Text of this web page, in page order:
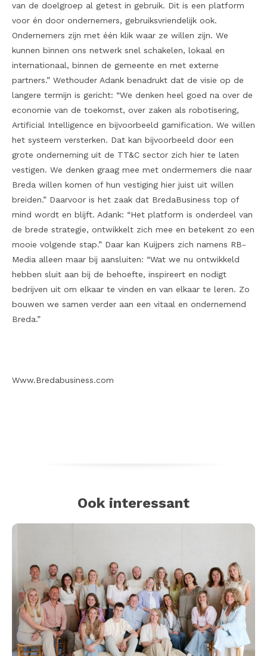
van de doelgroep al getest in gebruik. Dit is een platform
voor én door ondernemers, gebruiksvriendelijk ook.
Ondernemers zijn met één klik waar ze willen zijn. We
kunnen binnen ons netwerk snel schakelen, lokaal en
internationaal, binnen de gemeente en met externe
partners.” Wethouder Adank benadrukt dat de visie op de
langere termijn is gericht: “We denken heel goed na over de
economie van de toekomst, over zaken als robotisering,
Artificial Intelligence en bijvoorbeeld gamification. We willen
het systeem versterken. Dat kan bijvoorbeeld door een
grote onderneming uit de TT&C sector zich hier te laten
vestigen. We denken graag mee met ondermemers die naar
Breda willen komen of hun vestiging hier juist uit willen
breiden.” Daarvoor is het zaak dat BredaBusiness top of
mind wordt en blijft. Adank: “Het platform is onderdeel van
de brede strategie, ontwikkelt zich mee en betekent zo een
mooie volgende stap.” Daar kan Kuijpers zich namens RB-
Media alleen maar bij aansluiten: “Wat we nu ontwikkeld
hebben sluit aan bij de behoefte, inspireert en nodigt
bedrijven uit om elkaar te vinden en van elkaar te leren. Zo
bouwen we samen verder aan een vitaal en ondernemend
Breda.”
Www.Bredabusiness.com
Ook interessant